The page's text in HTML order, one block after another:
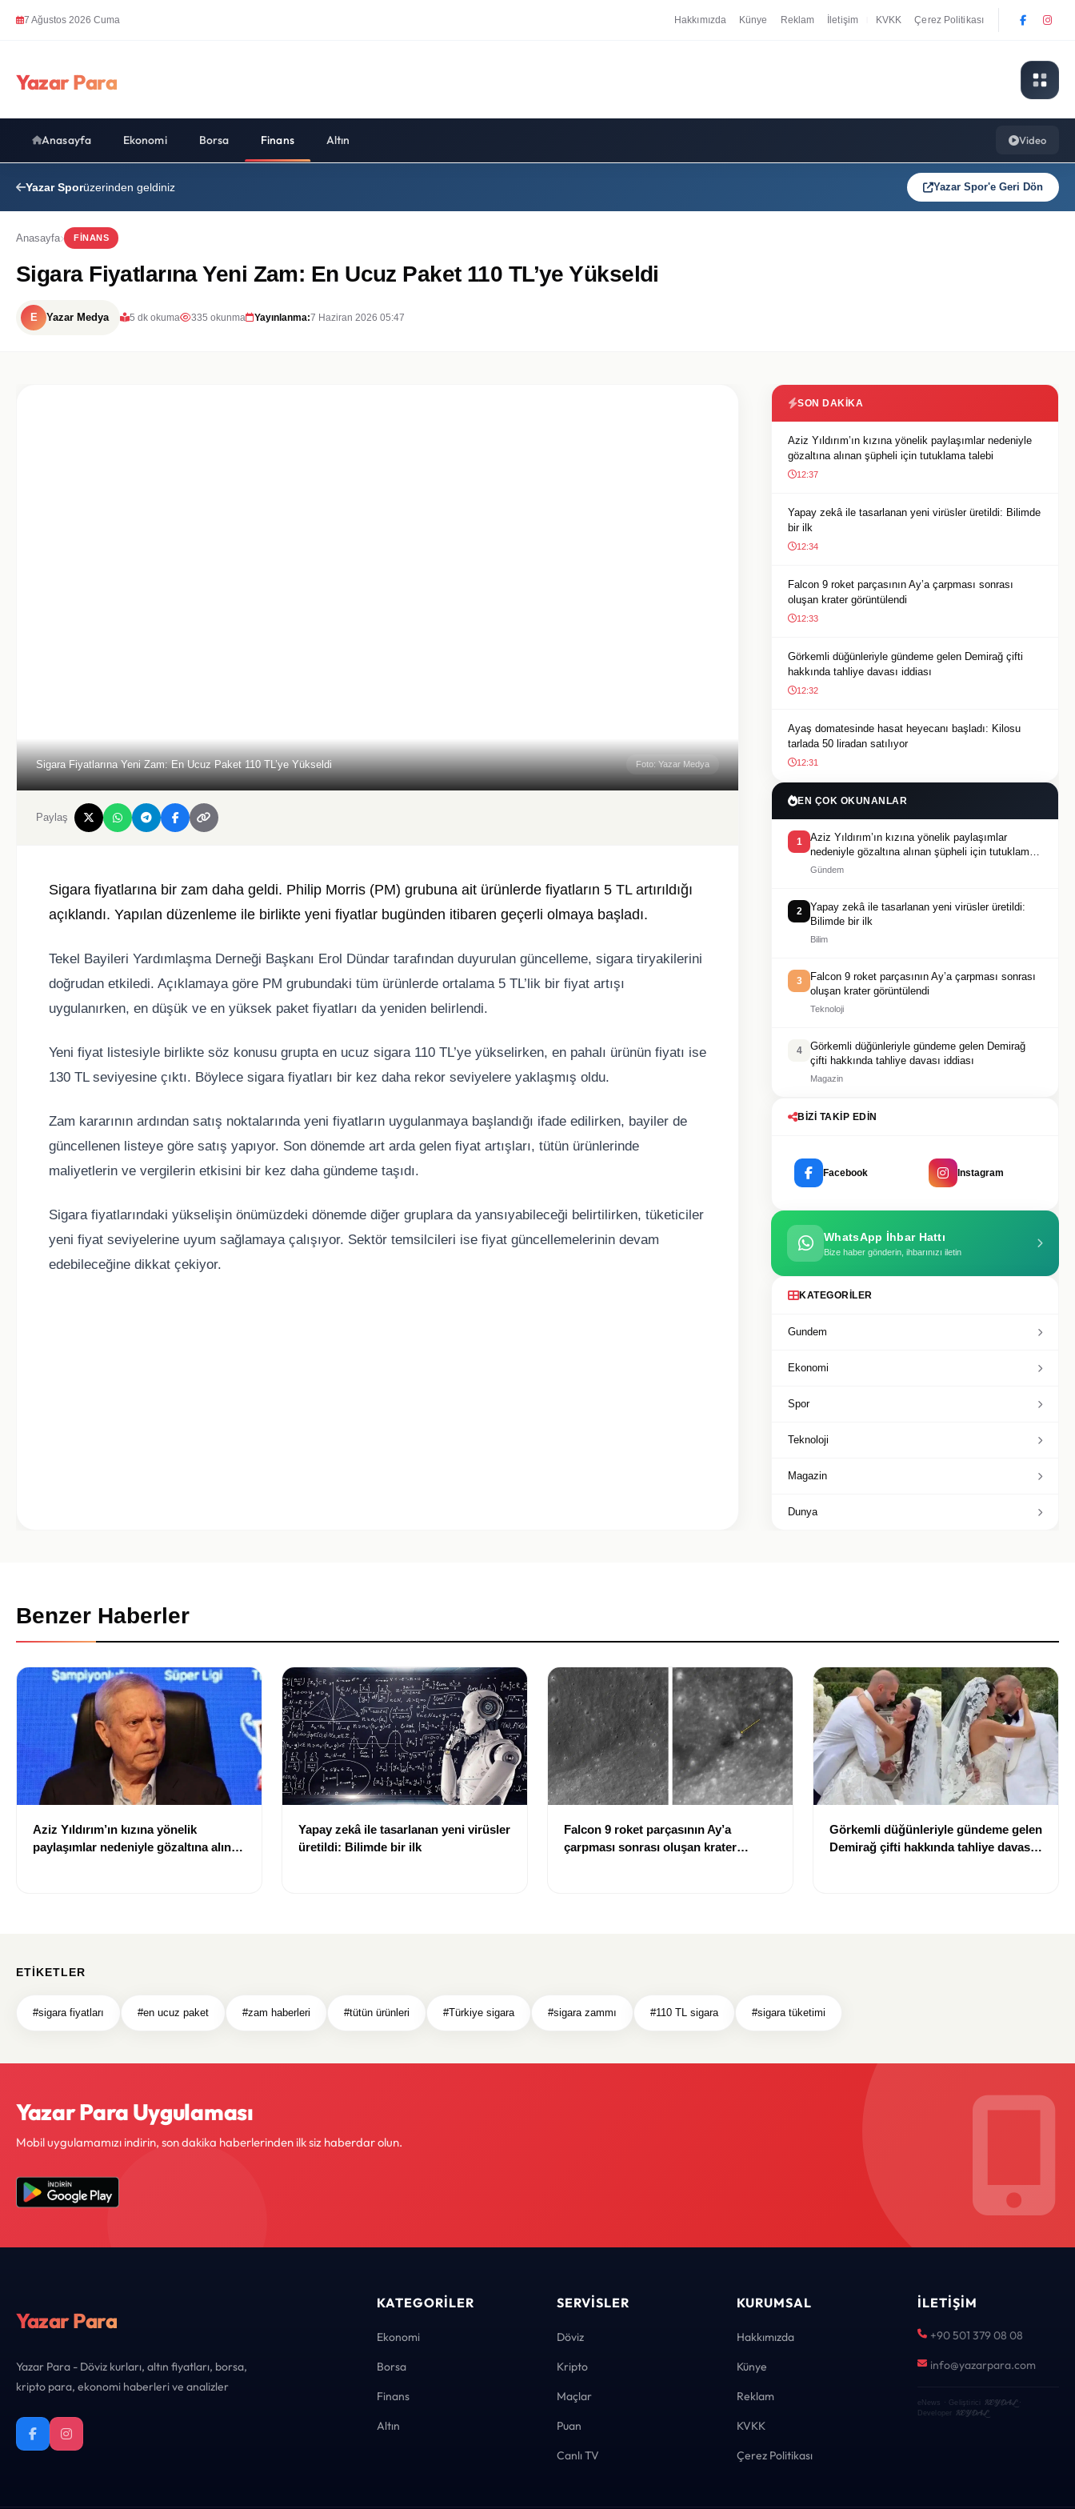
7 Ağustos 2026 Cuma Hakkımızda Künye Reklam İletişim KVKK Çerez Politikası
Yazar Para
Anasayfa Ekonomi Borsa Finans Altın Video
Yazar Sporüzerinden geldiniz Yazar Spor'e Geri Dön
Anasayfa FINANS
Sigara Fiyatlarına Yeni Zam: En Ucuz Paket 110 TL’ye Yükseldi
E Yazar Medya 5 dk okuma 335 okunma Yayınlanma:7 Haziran 2026 05:47
Sigara Fiyatlarına Yeni Zam: En Ucuz Paket 110 TL’ye Yükseldi Foto: Yazar Medya
Paylaş
Sigara fiyatlarına bir zam daha geldi. Philip Morris (PM) grubuna ait ürünlerde fiyatların 5 TL artırıldığı
açıklandı. Yapılan düzenleme ile birlikte yeni fiyatlar bugünden itibaren geçerli olmaya başladı.
Tekel Bayileri Yardımlaşma Derneği Başkanı Erol Dündar tarafından duyurulan güncelleme, sigara tiryakilerini
doğrudan etkiledi. Açıklamaya göre PM grubundaki tüm ürünlerde ortalama 5 TL’lik bir fiyat artışı
uygulanırken, en düşük ve en yüksek paket fiyatları da yeniden belirlendi.
Yeni fiyat listesiyle birlikte söz konusu grupta en ucuz sigara 110 TL’ye yükselirken, en pahalı ürünün fiyatı ise
130 TL seviyesine çıktı. Böylece sigara fiyatları bir kez daha rekor seviyelere yaklaşmış oldu.
Zam kararının ardından satış noktalarında yeni fiyatların uygulanmaya başlandığı ifade edilirken, bayiler de
güncellenen listeye göre satış yapıyor. Son dönemde art arda gelen fiyat artışları, tütün ürünlerinde
maliyetlerin ve vergilerin etkisini bir kez daha gündeme taşıdı.
Sigara fiyatlarındaki yükselişin önümüzdeki dönemde diğer gruplara da yansıyabileceği belirtilirken, tüketiciler
yeni fiyat seviyelerine uyum sağlamaya çalışıyor. Sektör temsilcileri ise fiyat güncellemelerinin devam
edebileceğine dikkat çekiyor.
SON DAKIKA
Aziz Yıldırım’ın kızına yönelik paylaşımlar nedeniyle
gözaltına alınan şüpheli için tutuklama talebi
12:37
Yapay zekâ ile tasarlanan yeni virüsler üretildi: Bilimde
bir ilk
12:34
Falcon 9 roket parçasının Ay’a çarpması sonrası
oluşan krater görüntülendi
12:33
Görkemli düğünleriyle gündeme gelen Demirağ çifti
hakkında tahliye davası iddiası
12:32
Ayaş domatesinde hasat heyecanı başladı: Kilosu
tarlada 50 liradan satılıyor
12:31
EN ÇOK OKUNANLAR
1
Aziz Yıldırım’ın kızına yönelik paylaşımlar
nedeniyle gözaltına alınan şüpheli için tutuklama
talebi
Gündem
2
Yapay zekâ ile tasarlanan yeni virüsler üretildi:
Bilimde bir ilk
Bilim
3
Falcon 9 roket parçasının Ay’a çarpması sonrası
oluşan krater görüntülendi
Teknoloji
4
Görkemli düğünleriyle gündeme gelen Demirağ
çifti hakkında tahliye davası iddiası
Magazin
BIZI TAKIP EDIN
Facebook Instagram
WhatsApp İhbar Hattı
Bize haber gönderin, ihbarınızı iletin
KATEGORILER
Gundem
Ekonomi
Spor
Teknoloji
Magazin
Dunya
Benzer Haberler
Aziz Yıldırım’ın kızına yönelik
paylaşımlar nedeniyle gözaltına alınan
Yapay zekâ ile tasarlanan yeni virüsler
üretildi: Bilimde bir ilk
Falcon 9 roket parçasının Ay’a
çarpması sonrası oluşan krater
Görkemli düğünleriyle gündeme gelen
Demirağ çifti hakkında tahliye davası
ETIKETLER
#sigara fiyatları #en ucuz paket #zam haberleri #tütün ürünleri #Türkiye sigara #sigara zammı #110 TL sigara #sigara tüketimi
Yazar Para Uygulaması
Mobil uygulamamızı indirin, son dakika haberlerinden ilk siz haberdar olun.
Yazar Para
Yazar Para - Döviz kurları, altın fiyatları, borsa,
kripto para, ekonomi haberleri ve analizler
KATEGORILER
Ekonomi
Borsa
Finans
Altın
SERVISLER
Döviz
Kripto
Maçlar
Puan
Canlı TV
KURUMSAL
Hakkımızda
Künye
Reklam
KVKK
Çerez Politikası
İLETIŞIM
+90 501 379 08 08
info@yazarpara.com
eNews · Geliştirici KEYDAL·
Developer KEYDAL